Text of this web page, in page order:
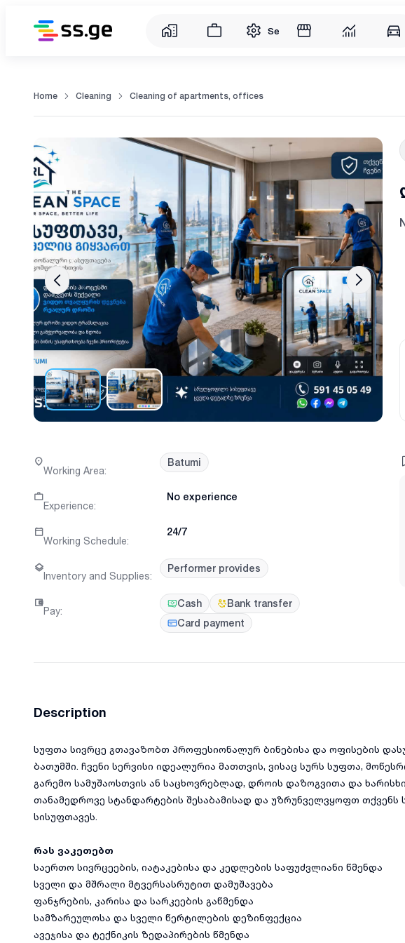
Service
Home Cleaning Cleaning of apartments, offices
Working Area:
Batumi
Experience:
No experience
Working Schedule:
24/7
Inventory and Supplies:
Performer provides
Pay:
Cash
Bank transfer
Card payment
Description
სუფთა სივრცე გთავაზობთ პროფესიონალურ ბინებისა და ოფისების
ბათუმში. ჩვენი სერვისი იდეალურია მათთვის, ვისაც სურს სუფთა,
გარემო სამუშაოსთვის ან საცხოვრებლად, დროის დაზოგვითა და
თანამედროვე სტანდარტების შესაბამისად და უზრუნველვყოფთ
სისუფთავეს.
რას ვაკეთებთ
საერთო სივრცეების, იატაკებისა და კედლების საფუძვლიანი წმენდა
სველი და მშრალი მტვერსასრუტით დამუშავება
ფანჯრების, კარისა და სარკეების გაწმენდა
სამზარეულოსა და სველი წერტილების დეზინფექცია
ავეჯისა და ტექნიკის ზედაპირების წმენდა